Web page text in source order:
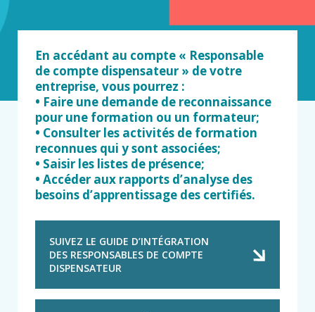
En accédant au compte « Responsable
de compte dispensateur » de votre
entreprise, vous pourrez :
• Faire une demande de reconnaissance
pour une formation ou un formateur;
• Consulter les activités de formation
reconnues qui y sont associées;
• Saisir les listes de présence;
• Accéder aux rapports d’analyse des
besoins d’apprentissage des certifiés.
SUIVEZ LE GUIDE D’INTÉGRATION
DES RESPONSABLES DE COMPTE
DISPENSATEUR